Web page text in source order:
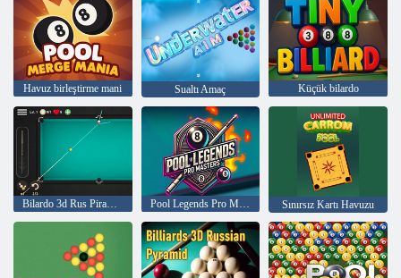
Havuz birleştirme mani Sualtı Amaç Küçük bilardo
Sınırsız Kartı Havuzu